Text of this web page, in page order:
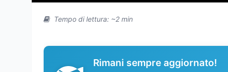
Tempo di lettura: ~2 min
Rimani sempre aggiornato!